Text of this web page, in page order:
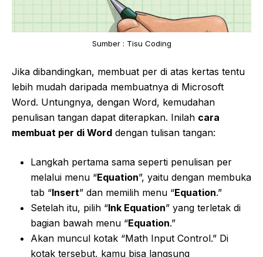
Sumber : Tisu Coding
Jika dibandingkan, membuat per di atas kertas tentu
lebih mudah daripada membuatnya di Microsoft
Word. Untungnya, dengan Word, kemudahan
penulisan tangan dapat diterapkan. Inilah cara
membuat per di Word dengan tulisan tangan:
Langkah pertama sama seperti penulisan per
melalui menu “Equation”, yaitu dengan membuka
tab “Insert” dan memilih menu “Equation.”
Setelah itu, pilih “Ink Equation” yang terletak di
bagian bawah menu “Equation.”
Akan muncul kotak “Math Input Control.” Di
kotak tersebut, kamu bisa langsung